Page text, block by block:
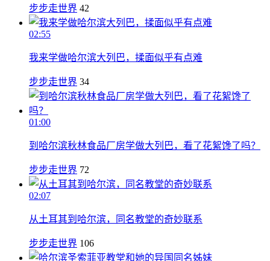
步步走世界 42
02:55
我来学做哈尔滨大列巴，揉面似乎有点难
步步走世界 34
01:00
到哈尔滨秋林食品厂房学做大列巴，看了花絮馋了吗？
步步走世界 72
02:07
从土耳其到哈尔滨，同名教堂的奇妙联系
步步走世界 106